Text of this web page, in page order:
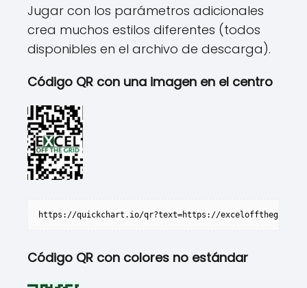
Jugar con los parámetros adicionales
crea muchos estilos diferentes (todos
disponibles en el archivo de descarga).
Código QR con una imagen en el centro
https://quickchart.io/qr?text=https://
Código QR con colores no estándar